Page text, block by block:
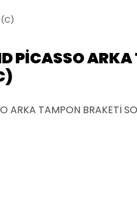
(C)
PİCASSO
ARKA TAMPON BRAKETİ